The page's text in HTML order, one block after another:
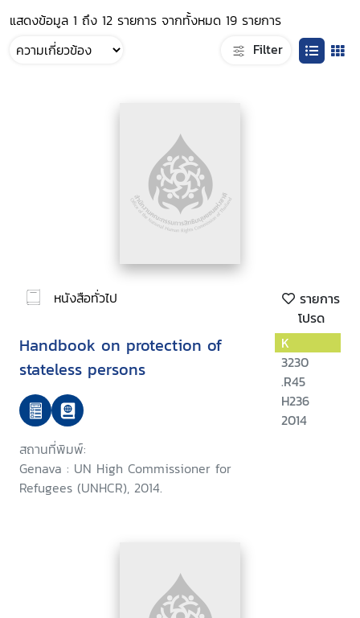
แสดงข้อมูล 1 ถึง 12 รายการ จากทั้งหมด 19 รายการ
Filter
หนังสือทั่วไป
รายการ
โปรด
Handbook on protection of
stateless persons
สถานที่พิมพ์:
Genava : UN High Commissioner for
Refugees (UNHCR), 2014.
K
3230
.R45
H236
2014